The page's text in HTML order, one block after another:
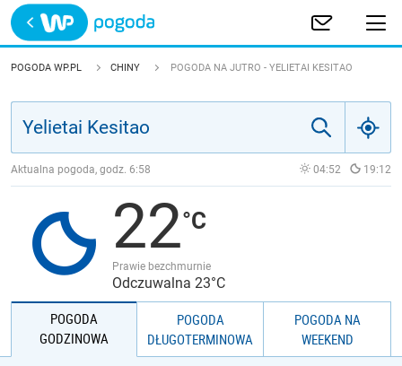
Trwa ładowanie
POLSKA
JAKOŚĆ POWIETRZA
POGODA WP.PL CHINY POGODA NA JUTRO - YELIETAI KESITAO
Aktualna pogoda, godz. 6:58 04:52 19:12
22
Prawie bezchmurnie
Odczuwalna 23°C
POGODA
GODZINOWA
POGODA
DŁUGOTERMINOWA
POGODA NA
WEEKEND